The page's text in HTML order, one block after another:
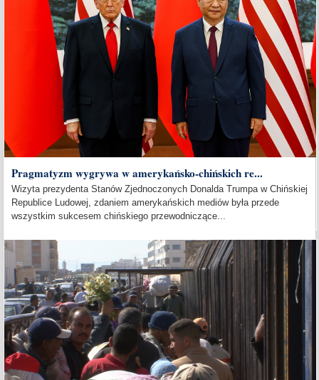
Pragmatyzm wygrywa w amerykańsko-chińskich re...
Wizyta prezydenta Stanów Zjednoczonych Donalda Trumpa w Chińskiej
Republice Ludowej, zdaniem amerykańskich mediów była przede
wszystkim sukcesem chińskiego przewodniczące...